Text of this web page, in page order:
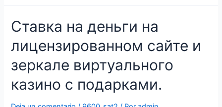
в
интернет-
казино
Ставка на деньги на
лицензированном сайте и
зеркале виртуального
казино с подарками.